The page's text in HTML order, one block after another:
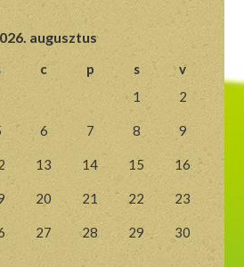
augusztus
c p s
v
1
2
6 7 8 9
13 14 15 16
20 21 22 23
27 28 29 30